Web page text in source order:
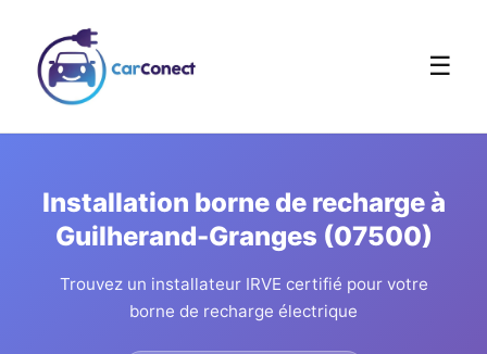
☰
Installation borne de recharge à
Guilherand-Granges (07500)
Trouvez un installateur IRVE certifié pour votre
borne de recharge électrique